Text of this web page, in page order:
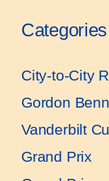
Categories
City-to-City
Gordon
Vanderbilt
Grand Prix